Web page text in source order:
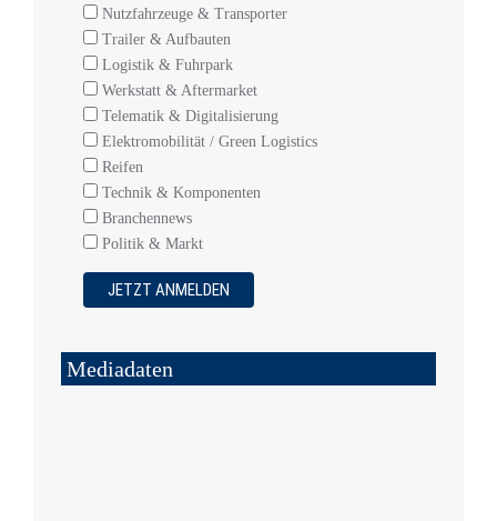
Nutzfahrzeuge & Transporter
Trailer & Aufbauten
Logistik & Fuhrpark
Werkstatt & Aftermarket
Telematik & Digitalisierung
Elektromobilität / Green Logistics
Reifen
Technik & Komponenten
Branchennews
Politik & Markt
Mediadaten